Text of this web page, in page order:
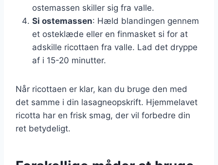
ostemassen skiller sig fra valle.
Si ostemassen: Hæld blandingen gennem
et osteklæde eller en finmasket si for at
adskille ricottaen fra valle. Lad det dryppe
af i 15-20 minutter.
Når ricottaen er klar, kan du bruge den med
det samme i din lasagneopskrift. Hjemmelavet
ricotta har en frisk smag, der vil forbedre din
ret betydeligt.